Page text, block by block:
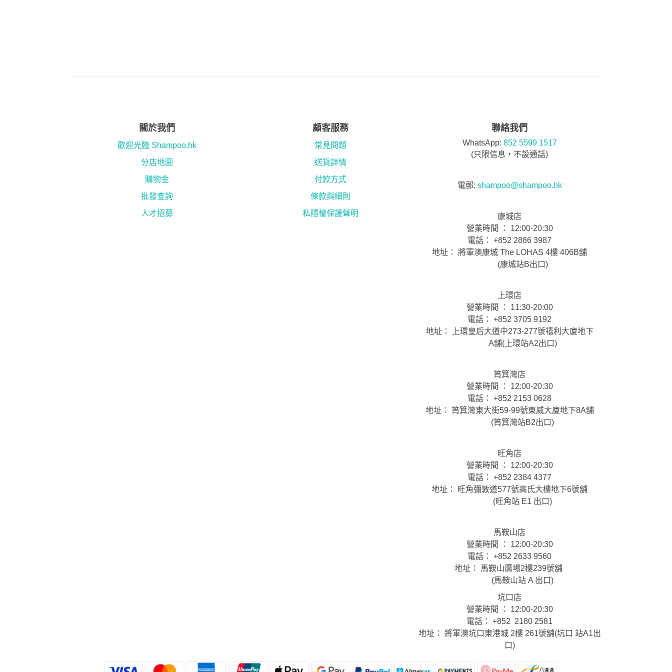
關於我們
歡迎光臨 Shampoo.hk
分店地圖
購物金
批發查詢
人才招募
顧客服務
常見問題
送貨詳情
付款方式
條款與細則
私隱權保護聲明
聯絡我們
WhatsApp: 852 5599 1517
(只限信息，不設通話)
電郵: shampoo@shampoo.hk
康城店
營業時間 ： 12:00-20:30
電話： +852 2886 3987
地址： 將軍澳康城 The LOHAS 4樓 406B舖
(康城站B出口)
上環店
營業時間 ： 11:30-20:00
電話： +852 3705 9192
地址： 上環皇后大道中273-277號禧利大廈地下
A舖(上環站A2出口)
筲箕灣店
營業時間 ： 12:00-20:30
電話： +852 2153 0628
地址： 筲箕灣東大街59-99號東威大廈地下8A舖
(筲箕灣站B2出口)
旺角店
營業時間 ： 12:00-20:30
電話： +852 2384 4377
地址： 旺角彌敦道577號高氏大樓地下6號舖
(旺角站 E1 出口)
馬鞍山店
營業時間 ： 12:00-20:30
電話： +852 2633 9560
地址： 馬鞍山廣場2樓239號舖
(馬鞍山站 A 出口)
坑口店
營業時間 ： 12:00-20:30
電話： +852 2180 2581
地址： 將軍澳坑口東港城 2樓 261號舖(坑口 站A1出
口)